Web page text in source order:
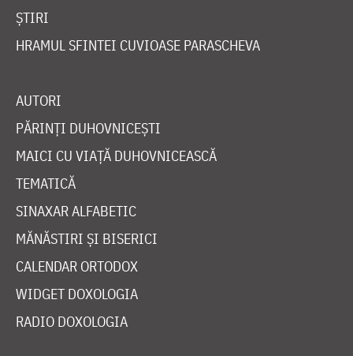
ȘTIRI
HRAMUL SFINTEI CUVIOASE PARASCHEVA
AUTORI
PĂRINȚI DUHOVNICEȘTI
MAICI CU VIAȚĂ DUHOVNICEASCĂ
TEMATICĂ
SINAXAR ALFABETIC
MĂNĂSTIRI ȘI BISERICI
CALENDAR ORTODOX
WIDGET DOXOLOGIA
RADIO DOXOLOGIA